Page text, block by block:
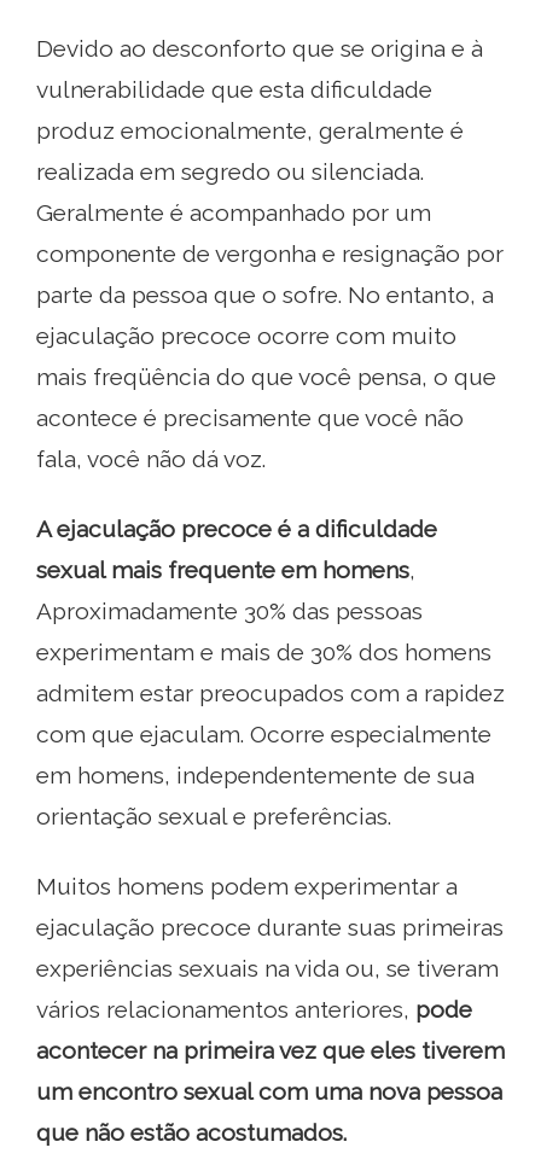
Devido ao desconforto que se origina e à
vulnerabilidade que esta dificuldade
produz emocionalmente, geralmente é
realizada em segredo ou silenciada.
Geralmente é acompanhado por um
componente de vergonha e resignação por
parte da pessoa que o sofre. No entanto, a
ejaculação precoce ocorre com muito
mais freqüência do que você pensa, o que
acontece é precisamente que você não
fala, você não dá voz.
A ejaculação precoce é a dificuldade
sexual mais frequente em homens,
Aproximadamente 30% das pessoas
experimentam e mais de 30% dos homens
admitem estar preocupados com a rapidez
com que ejaculam. Ocorre especialmente
em homens, independentemente de sua
orientação sexual e preferências.
Muitos homens podem experimentar a
ejaculação precoce durante suas primeiras
experiências sexuais na vida ou, se tiveram
vários relacionamentos anteriores, pode
acontecer na primeira vez que eles tiverem
um encontro sexual com uma nova pessoa
que não estão acostumados.